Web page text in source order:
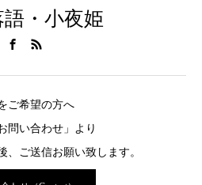
・小夜姫
ご希望の方へ
問い合わせ」より
、ご送信お願い致します。